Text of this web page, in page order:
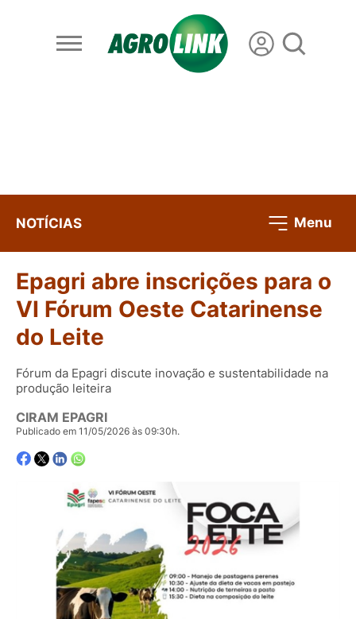
NOTÍCIAS Menu
Epagri abre inscrições para o
VI Fórum Oeste Catarinense
do Leite
Fórum da Epagri discute inovação e sustentabilidade na
produção leiteira
CIRAM EPAGRI
Publicado em 11/05/2026 às 09:30h.